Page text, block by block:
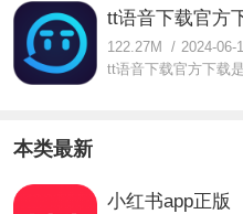
tt语音下载官方
122.27M / 2024-06-
本类最新
小红书app正版